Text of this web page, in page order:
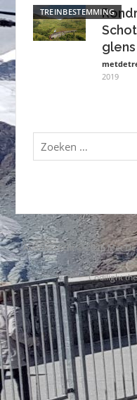
TREINBESTEMMING
glens
2019
Zoeken
naar:
Auteursrecht © 2026 Met
Codilight